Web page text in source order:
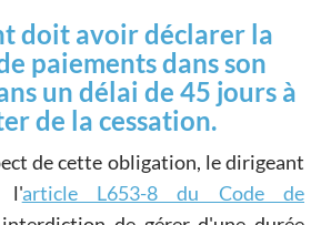
doit avoir déclarer la
paiements dans son
un délai de 45 jours à
de la cessation.
de cette obligation, le dirigeant
l'article L653-8 du Code de